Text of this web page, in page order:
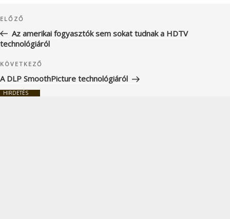
navigáció
Korábbi
bejegyzés
ELŐZŐ
Az amerikai fogyasztók sem sokat tudnak a HDTV
technológiáról
Következő
bejegyzés
KÖVETKEZŐ
A DLP SmoothPicture technológiáról
HIRDETÉS